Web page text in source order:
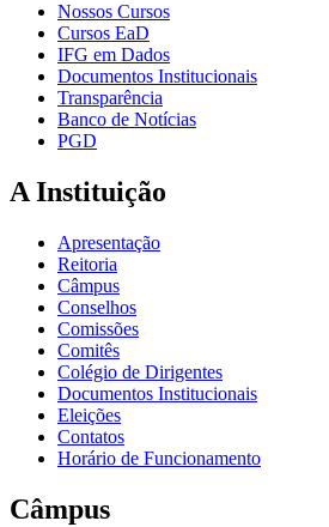
Nossos Cursos
Cursos EaD
IFG em Dados
Documentos Institucionais
Transparência
Banco de Notícias
PGD
A Instituição
Apresentação
Reitoria
Câmpus
Conselhos
Comissões
Comitês
Colégio de Dirigentes
Documentos Institucionais
Eleições
Contatos
Horário de Funcionamento
Câmpus